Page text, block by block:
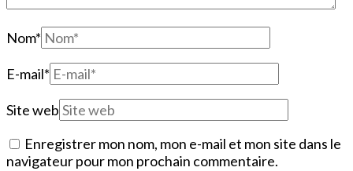
Nom*
E-mail*
Site web
Enregistrer mon nom, mon e-mail et mon site dans le
navigateur pour mon prochain commentaire.